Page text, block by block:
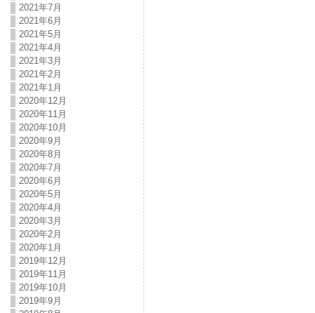
2021年7月
2021年6月
2021年5月
2021年4月
2021年3月
2021年2月
2021年1月
2020年12月
2020年11月
2020年10月
2020年9月
2020年8月
2020年7月
2020年6月
2020年5月
2020年4月
2020年3月
2020年2月
2020年1月
2019年12月
2019年11月
2019年10月
2019年9月